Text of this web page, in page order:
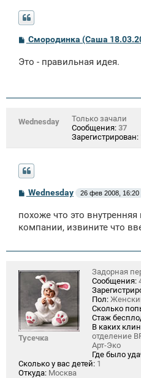
С
о
б
и
Смородинка (Саша
Это - правильная идея.
Wednesday
Только зачали
Сообщения: 37
Зарегистрирован:
С
о
б
щ
и
Wednesday 26 фев 2008, 16:20
похоже что это
компании, извините что
Тусечка
Задорная
Сообщения:
Пол:
Сколько
Стаж
В каких
отделение
Арт-Эко
Где было
Сколько у вас детей: 1
Откуда: Москва